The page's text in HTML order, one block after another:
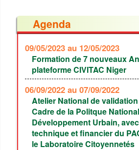
Agenda
09/05/2023 au 12/05/2023
Formation de 7 nouveaux
plateforme CIVITAC Niger
06/09/2022 au 07/09/2022
Atelier National de
Cadre de la Politque
Développement Urbain,
technique et financier du
le Laboratoire Citoyennetés